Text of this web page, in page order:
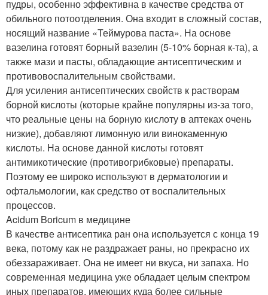
пудры, особенно эффективна в качестве средства от
обильного потоотделения. Она входит в сложный состав,
носящий название «Теймурова паста». На основе
вазелина готовят борный вазелин (5-10% борная к-та), а
также мази и пасты, обладающие антисептическим и
противовоспалительным свойствами.
Для усиления антисептических свойств к растворам
борной кислоты (которые крайне популярны из-за того,
что реальные цены на борную кислоту в аптеках очень
низкие), добавляют лимонную или винокаменную
кислоты. На основе данной кислоты готовят
антимикотические (противогрибковые) препараты.
Поэтому ее широко используют в дерматологии и
офтальмологии, как средство от воспалительных
процессов.
Acidum Boricum в медицине
В качестве антисептика ран она используется с конца 19
века, потому как не раздражает раны, но прекрасно их
обеззараживает. Она не имеет ни вкуса, ни запаха. Но
современная медицина уже обладает целым спектром
иных препаратов, имеющих куда более сильные